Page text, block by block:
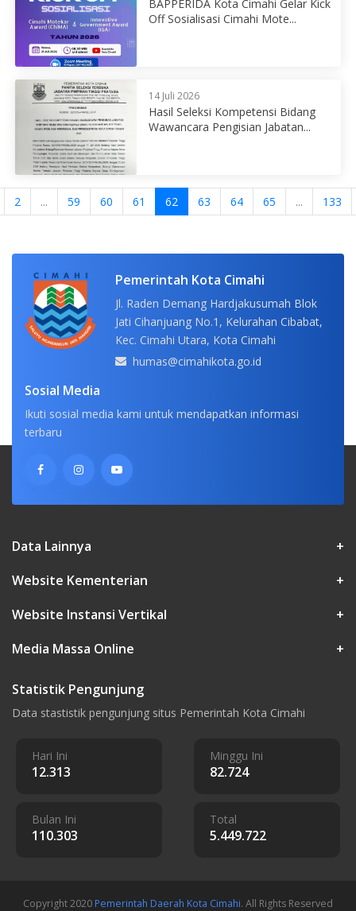
BAPPERIDA Kota Cimahi Gelar Kick
Off Sosialisasi Cimahi Mote...
14 Juli 2026
Hasil Seleksi Kompetensi Bidang
Wawancara Pengisian Jabatan...
2 ... 59 60 61 62 63 64 65 ... 133
Pemerintah Kota Cimahi
Jl. Raden Demang Hardjakusumah Blok
Jati Cihanjuang No.1, Kelurahan Cibabat,
Kec. Cimahi Utara, Kota Cimahi
humas@cimahikota.go.id
Sosial Media
Ikuti sosial media kami untuk mendapatkan informasi
terbaru
Data Lainnya
+
Website Kementerian
+
Website Instansi Vertikal
+
Media Massa Online
+
Statistik Pengunjung
Data stastistik pengunjung situs Pemerintah Kota Cimahi
Hari Ini
12.313
Minggu Ini
82.724
Bulan Ini
110.303
Total
5.449.722
Copyright 2020 Pemerintah Daerah Kota Cimahi. All Rights Reserved